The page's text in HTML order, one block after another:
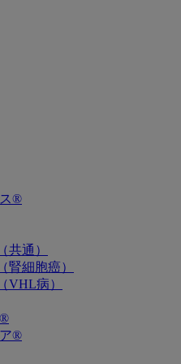
®
共通）
腎細胞癌）
VHL病）
®